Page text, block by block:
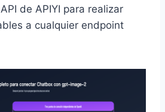
de APIYI para realizar
a cualquier endpoint